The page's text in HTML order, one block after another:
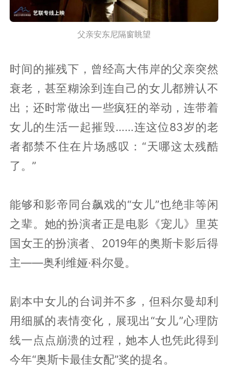
父亲安东尼隔窗眺望
时间的摧残下，曾经高大伟岸的父亲突然
衰老，甚至糊涂到连自己的女儿都辨认不
出；还时常做出一些疯狂的举动，连带着
女儿的生活一起摧毁……连这位83岁的老
者都禁不住在片场感叹：“天哪这太残酷
了。”
能够和影帝同台飙戏的“女儿”也绝非等闲
之辈。她的扮演者正是电影《宠儿》里英
国女王的扮演者、2019年的奥斯卡影后得
主——奥利维娅·科尔曼。
剧本中女儿的台词并不多，但科尔曼却利
用细腻的表情变化，展现出“女儿”心理防
线一点点崩溃的过程，她本人也凭此得到
今年“奥斯卡最佳女配”奖的提名。